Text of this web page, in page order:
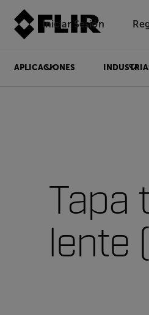
Iniciar Sesión
APLICACIONES
Tapa
lente